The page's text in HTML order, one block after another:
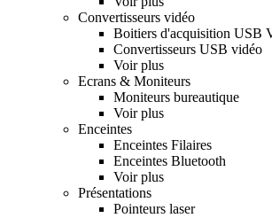
Convertisseurs vidéo
Boitiers d'acquisition USB
Convertisseurs USB vidéo
Voir plus
Ecrans & Moniteurs
Moniteurs bureautique
Voir plus
Enceintes
Enceintes Filaires
Enceintes Bluetooth
Voir plus
Présentations
Pointeurs laser